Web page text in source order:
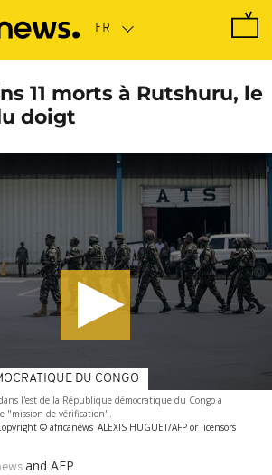
11 morts à Rutshuru, le
doigt
l'est de la République démocratique du Congo a
"mission de vérification".
© africanews ALEXIS HUGUET/AFP or licensors
and AFP
DU CONGO